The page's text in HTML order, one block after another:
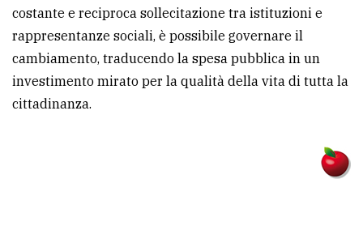
costante e reciproca sollecitazione tra istituzioni e
rappresentanze sociali, è possibile governare il
cambiamento, traducendo la spesa pubblica in un
investimento mirato per la qualità della vita di tutta la
cittadinanza.